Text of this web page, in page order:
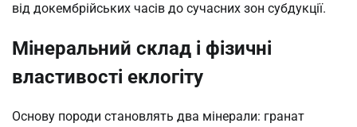
від докембрійських часів до сучасних зон субдукції.
Мінеральний склад і фізичні
властивості еклогіту
Основу породи становлять два мінерали: гранат